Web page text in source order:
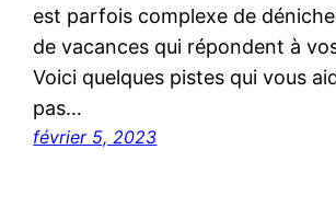
est parfois complexe de
de vacances qui répondent à
Voici quelques pistes qui vous
pas…
février 5, 2023